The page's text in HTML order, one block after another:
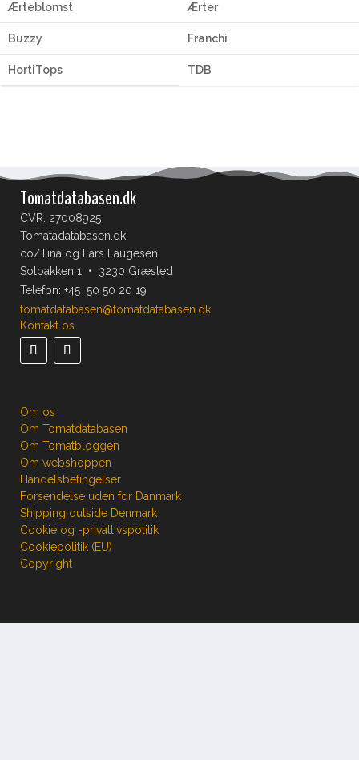
Ærteblomst Ærter
Buzzy Franchi
HortiTops TDB
Tomatdatabasen.dk
CVR: 27008925
Tomatadatabasen.dk
co/Tina og Lars Laugesen
Solbakken 1 • 3230 Græsted
Telefon: +45 50 50 20 19
tomatdatabasen@tomatdatabasen.dk
Kontakt os
Om os
Om Tomatdatabasen
Om Tomatbloggen
Om webshoppen
Handelsbetingelser
Forsendelse uden for Danmark
Shipping outside Denmark
Cookie og -privatlivspolitik
Cookiepolitik (EU)
Copyright